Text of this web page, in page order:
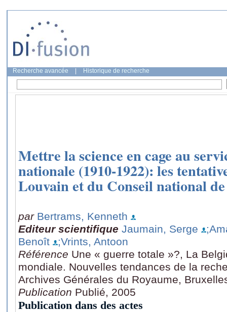
Recherche avancée Historique de recherche
Mettre la science en cage au
nationale (1910-1922): les
Louvain et du Conseil national
par Bertrams, Kenneth
Editeur scientifique Jaumain, Serge
Benoît
;Vrints, Antoon
Référence Une « guerre totale »?, La
mondiale. Nouvelles tendances de la
Archives Générales du Royaume,
Publication Publié, 2005
Publication dans des actes